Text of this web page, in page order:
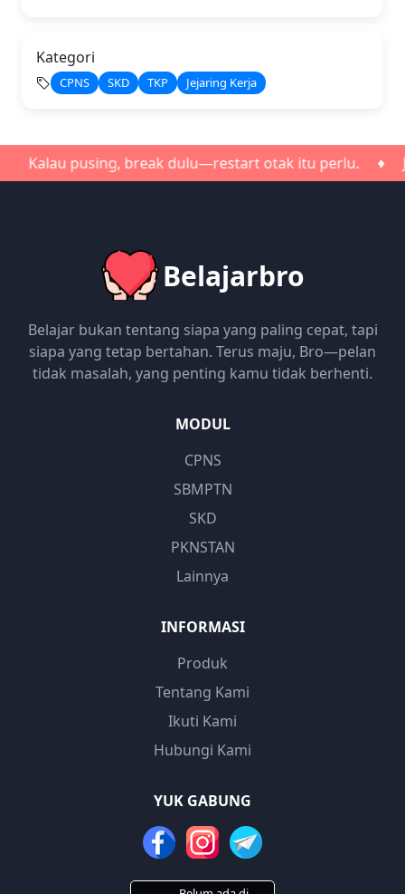
Kategori
CPNS SKD TKP Jejaring Kerja
break dulu—restart otak itu perlu. ♦ Jangan
Belajarbro
Belajar bukan tentang siapa yang paling cepat, tapi
siapa yang tetap bertahan. Terus maju, Bro—pelan
tidak masalah, yang penting kamu tidak berhenti.
MODUL
CPNS
SBMPTN
SKD
PKNSTAN
Lainnya
INFORMASI
Produk
Tentang Kami
Ikuti Kami
Hubungi Kami
YUK GABUNG